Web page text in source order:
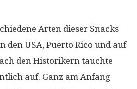
Arten dieser Snacks
den USA, Puerto Rico und auf
den Historikern tauchte
auf. Ganz am Anfang